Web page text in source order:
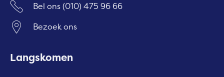
Bel ons(010) 475 96 66
Bezoek ons
Langskomen